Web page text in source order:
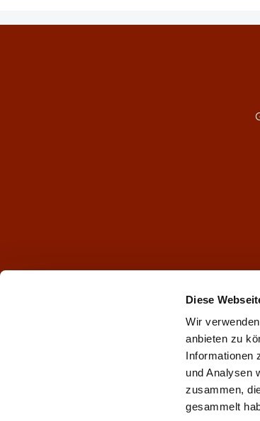
Diese
Wir
anbieten zu
Informationen
und Analysen
zusammen,
gesammelt